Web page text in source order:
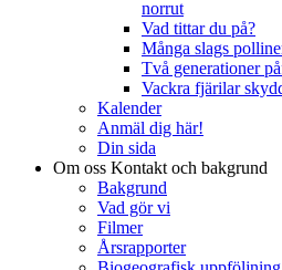
norrut
Vad tittar du på?
Många slags
Två generationer
Vackra fjärilar
Kalender
Anmäl dig här!
Din sida
Om oss Kontakt och bakgrund
Bakgrund
Vad gör vi
Filmer
Årsrapporter